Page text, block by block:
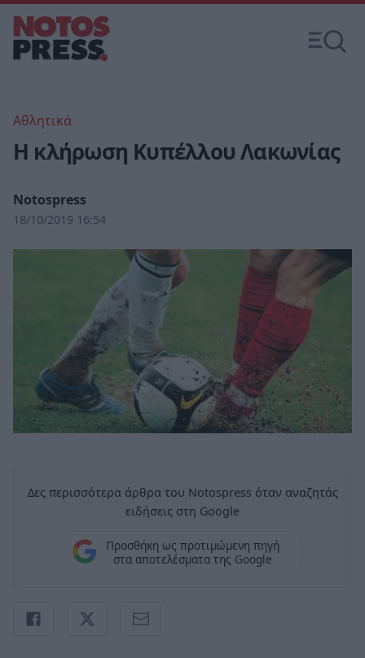
Αθλητικά
Η κλήρωση Κυπέλλου Λακωνίας
Notospress
18/10/2019 16:54
Δες περισσότερα άρθρα του Notospress όταν αναζητάς
ειδήσεις στη Google
Προσθήκη ως προτιμώμενη πηγή
στα αποτελέσματα της Google